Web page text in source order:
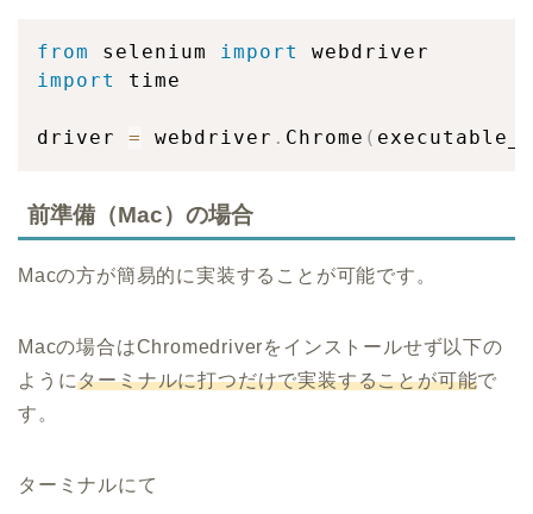
from selenium import
import
time
driver = webdriver . Chrome (
前準備（Mac）の場合
Macの方が簡易的に実装することが可能です。
Macの場合はChromedriverをインストールせず以下の
ようにターミナルに打つだけで実装することが可能で
す。
ターミナルにて